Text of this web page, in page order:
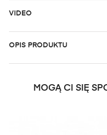
VIDEO
OPIS PRODUKTU
MOGĄ CI SIĘ